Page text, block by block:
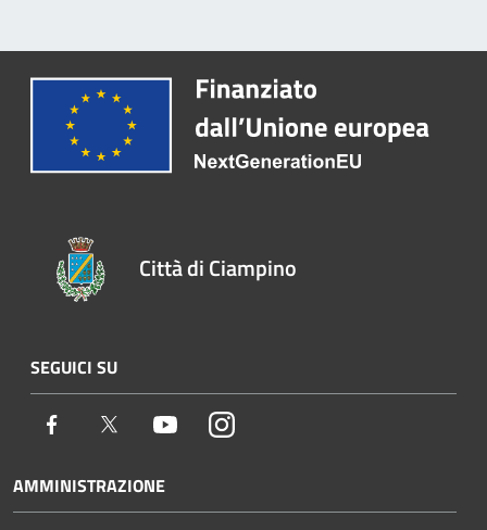
Città di Ciampino
SEGUICI SU
Facebook Twitter YoutubeInstagram
AMMINISTRAZIONE